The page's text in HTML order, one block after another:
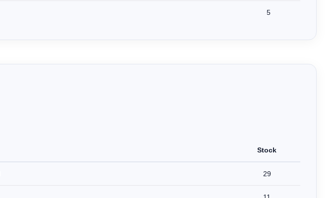
5
Stock
29